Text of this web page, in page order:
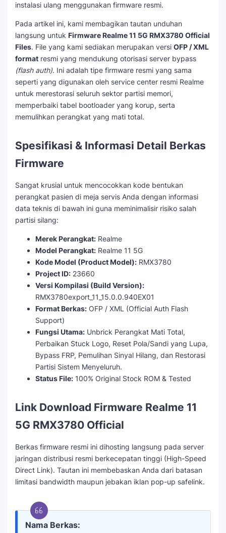
instalasi ulang menggunakan firmware resmi.
Pada artikel ini, kami membagikan tautan unduhan
langsung untuk Firmware Realme 11 5G RMX3780 Official
Files. File yang kami sediakan merupakan versi OFP / XML
format resmi yang mendukung otorisasi server bypass
(flash auth). Ini adalah tipe firmware resmi yang sama
seperti yang digunakan oleh service center resmi Realme
untuk merestorasi seluruh sektor partisi memori,
memperbaiki tabel bootloader yang korup, serta
memulihkan perangkat yang mati total.
Spesifikasi & Informasi Detail Berkas
Firmware
Sangat krusial untuk mencocokkan kode bentukan
perangkat pasien di meja servis Anda dengan informasi
data teknis di bawah ini guna meminimalisir risiko salah
partisi silang:
Merek Perangkat: Realme
Model Perangkat: Realme 11 5G
Kode Model (Product Model): RMX3780
Project ID: 23660
Versi Kompilasi (Build Version):
RMX3780export_11_15.0.0.940EX01
Format Berkas: OFP / XML (Official Auth Flash
Support)
Fungsi Utama: Unbrick Perangkat Mati Total,
Perbaikan Stuck Logo, Reset Pola/Sandi yang Lupa,
Bypass FRP, Pemulihan Sinyal Hilang, dan Restorasi
Partisi Sistem Menyeluruh.
Status File: 100% Original Stock ROM & Tested
Link Download Firmware Realme 11
5G RMX3780 Official
Berkas firmware resmi ini dihosting langsung pada server
jaringan distribusi resmi berkecepatan tinggi (High-Speed
Direct Link). Tautan ini membebaskan Anda dari batasan
limitasi bandwidth maupun jebakan iklan pop-up safelink.
Nama Berkas: